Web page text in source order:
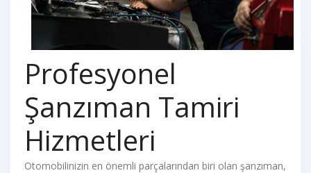
Profesyonel
Şanzıman Tamiri
Hizmetleri
Otomobilinizin en önemli parçalarından biri olan şanzıman,